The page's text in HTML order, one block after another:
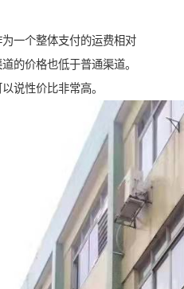
一个整体支付的运费相对
的价格也低于普通渠道。
说性价比非常高。